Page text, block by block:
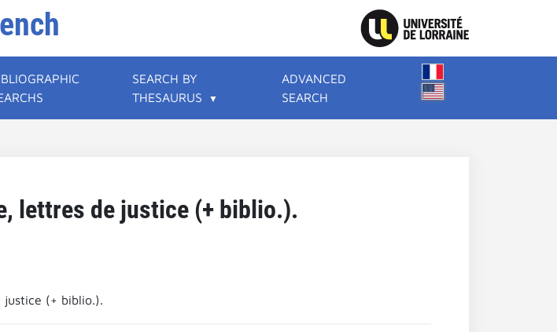
SEARCH BY
THESAURUS
ADVANCED
SEARCH
lettres de justice (+ biblio.).
(+ biblio.).